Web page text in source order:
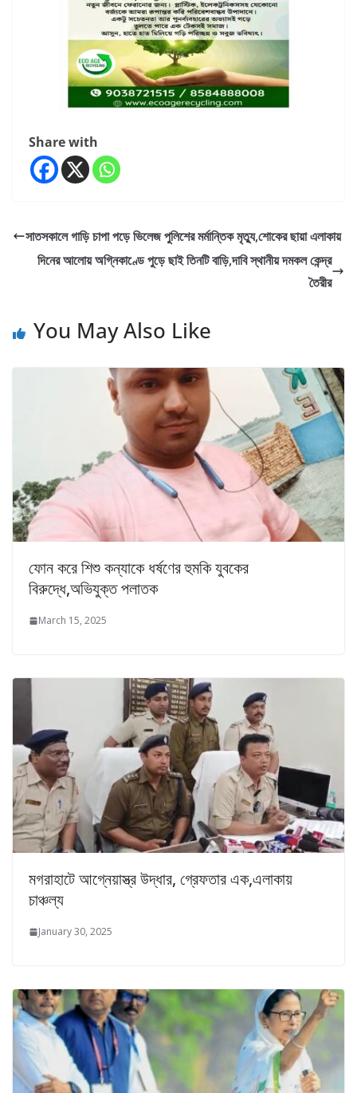
Share with
সাতসকালে গাড়ি চাপা পড়ে ভিলেজ পুলিশের মর্মান্তিক মৃত্যু,শোকের ছায়া এলাকায়
দিনের আলোয় অগ্নিকাণ্ডে পুড়ে ছাই তিনটি বাড়ি,দাবি স্থানীয় দমকল কেন্দ্র
তৈরীর
You May Also Like
ফোন করে শিশু কন্যাকে ধর্ষণের হুমকি যুবকের
বিরুদ্ধে,অভিযুক্ত পলাতক
March 15, 2025
মগরাহাটে আগ্নেয়াস্ত্র উদ্ধার, গ্রেফতার এক,এলাকায়
চাঞ্চল্য
January 30, 2025